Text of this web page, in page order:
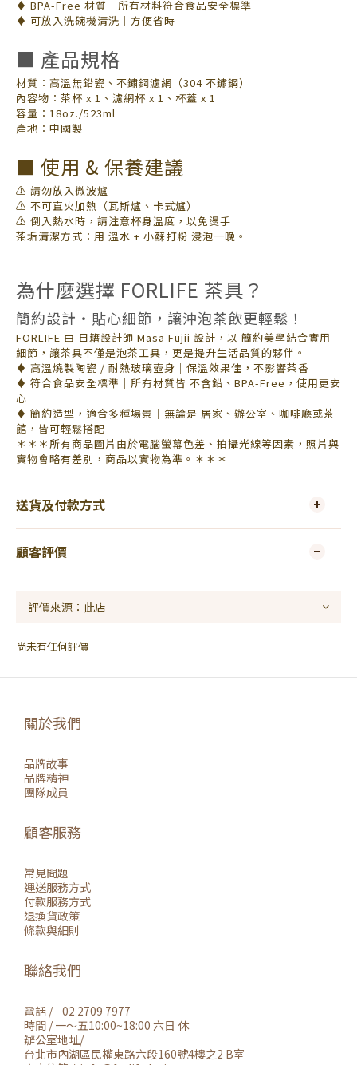
♦ BPA-Free 材質｜所有材料符合食品安全標準
♦ 可放入洗碗機清洗｜方便省時
■ 產品規格
材質：高溫無鉛瓷、不鏽鋼濾網（304 不鏽鋼）
內容物：茶杯 x 1、濾網杯 x 1、杯蓋 x 1
容量：18oz./523ml
產地：中國製
■ 使用 & 保養建議
⚠ 請勿放入微波爐
⚠ 不可直火加熱（瓦斯爐、卡式爐）
⚠ 倒入熱水時，請注意杯身溫度，以免燙手
茶垢清潔方式：用 溫水 + 小蘇打粉 浸泡一晚。
為什麼選擇 FORLIFE 茶具？
簡約設計・貼心細節，讓沖泡茶飲更輕鬆！
FORLIFE 由 日籍設計師 Masa Fujii 設計，以 簡約美學結合實用
細節，讓茶具不僅是泡茶工具，更是提升生活品質的夥伴。
♦ 高溫燒製陶瓷 / 耐熱玻璃壺身｜保溫效果佳，不影響茶香
♦ 符合食品安全標準｜所有材質皆 不含鉛、BPA-Free，使用更安
心
♦ 簡約造型，適合多種場景｜無論是 居家、辦公室、咖啡廳或茶
館，皆可輕鬆搭配
＊＊＊所有商品圖片由於電腦螢幕色差、拍攝光線等因素，照片與
實物會略有差別，商品以實物為準。＊＊＊
送貨及付款方式
顧客評價
尚未有任何評價
關於我們
品牌故事
品牌精神
團隊成員
顧客服務
常見問題
運送服務方式
付款服務方式
退換貨政策
條款與細則
聯絡我們
電話 / 02 2709 7977
時間 / 一～五10:00~18:00 六日 休
辦公室地址/
台北市內湖區民權東路六段160號4樓之2 B室